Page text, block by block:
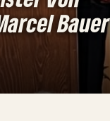
Bauer